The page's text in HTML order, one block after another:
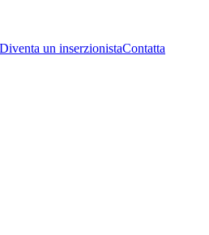
Diventa un inserzionistaContatta